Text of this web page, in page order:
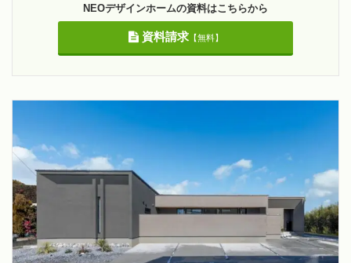
NEOデザインホームの資料はこちらから
資料請求【無料】